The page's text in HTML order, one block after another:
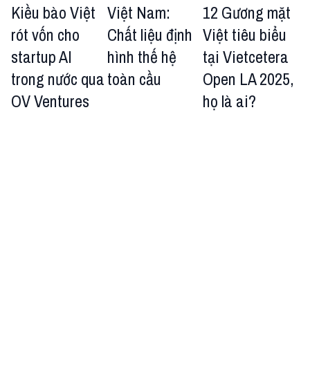
Kiều bào Việt
rót vốn cho
startup AI
trong nước qua
OV Ventures
Việt Nam:
Chất liệu định
hình thế hệ
toàn cầu
12 Gương mặt
Việt tiêu biểu
tại Vietcetera
Open LA 2025,
họ là ai?